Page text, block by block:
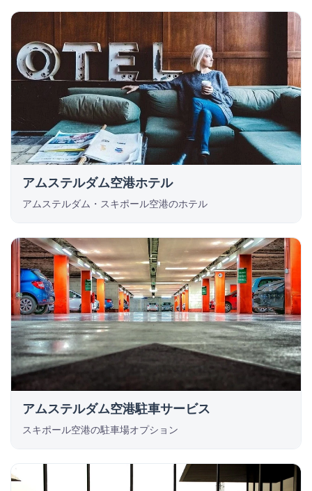
アムステルダム空港ホテル
アムステルダム・スキポール空港のホテル
アムステルダム空港駐車サービス
スキポール空港の駐車場オプション